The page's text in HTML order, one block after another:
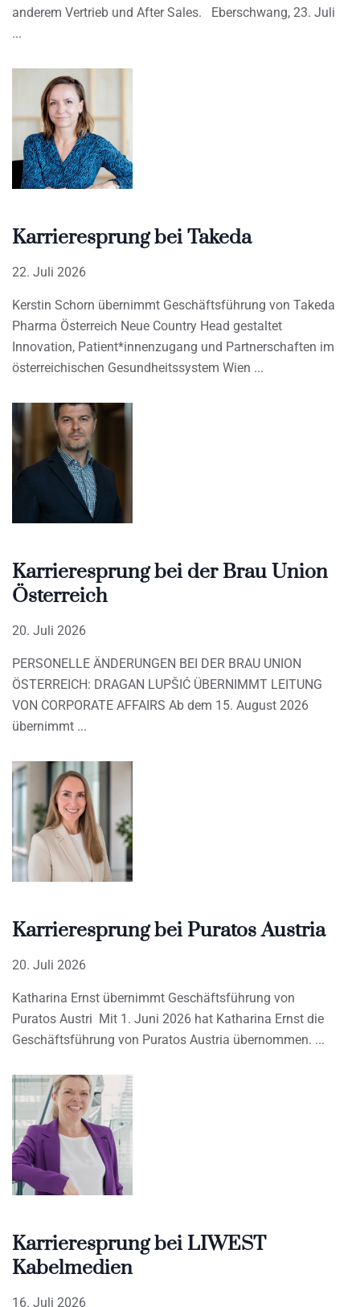
anderem Vertrieb und After Sales. Eberschwang, 23. Juli
Karrieresprung bei Takeda
22. Juli 2026
Kerstin Schorn übernimmt Geschäftsführung von Takeda
Pharma Österreich Neue Country Head gestaltet
Innovation, Patient*innenzugang und Partnerschaften im
österreichischen Gesundheitssystem Wien
Karrieresprung bei der Brau Union
Österreich
20. Juli 2026
PERSONELLE ÄNDERUNGEN BEI DER BRAU UNION
ÖSTERREICH: DRAGAN LUPŠIĆ ÜBERNIMMT LEITUNG
VON CORPORATE AFFAIRS Ab dem 15. August 2026
übernimmt
Karrieresprung bei Puratos Austria
20. Juli 2026
Katharina Ernst übernimmt Geschäftsführung von
Puratos Austri Mit 1. Juni 2026 hat Katharina Ernst die
Geschäftsführung von Puratos Austria übernommen.
Karrieresprung bei LIWEST
Kabelmedien
16. Juli 2026